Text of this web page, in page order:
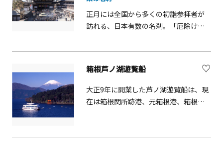
積：785 ㎡。）
る場として構想されたこの施設は、ギ
ャラリー棟、野外の舞台、茶室等で構
成され、日本の各時代の建築様式や工
は要予約。詳細は公式HPを参照くださ
い。&copy;Odawara Art Foundation
正月には全国から多くの初詣参拝者が
訪れる、日本有数の名刹。「厄除けの
は毎日欠かすことなくご信徒の諸願成
す。早朝から参拝できますので、混雑し
ない午前中がおススメです。参拝後の
仲見世も楽しみの一つ。
箱根芦ノ湖遊覧船
大正9年に開業した芦ノ湖遊覧船は、現
在は箱根関所跡港、元箱根港、箱根園
戻ってくる周遊航路があります。広々